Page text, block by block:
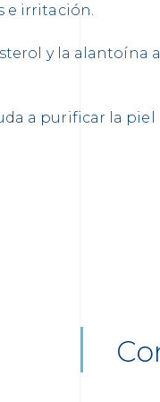
e irritación.
y la alantoína
a purificar la piel